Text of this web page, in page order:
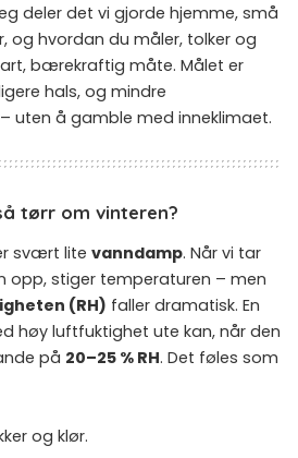
deler det vi gjorde hjemme, små
og hvordan du måler, tolker og
bærekraftig måte. Målet er
hals, og mindre
uten å gamble med inneklimaet.
tørr om vinteren?
svært lite vanndamp. Når vi tar
opp, stiger temperaturen – men
(RH) faller dramatisk. En
høy luftfuktighet ute kan, når den
på 20–25 % RH. Det føles som
og klør.